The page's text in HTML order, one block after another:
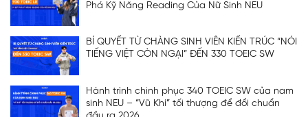
Phá Kỹ Năng Reading Của Nữ Sinh NEU
BÍ QUYẾT TỪ CHÀNG SINH VIÊN KIẾN TRÚC “NÓI
TIẾNG VIỆT CÒN NGẠI” ĐẾN 330 TOEIC SW
Hành trình chinh phục 340 TOEIC SW của nam
sinh NEU – “Vũ Khí” tối thượng để đổi chuẩn
ĐĂNG KÝ TƯ VẤN